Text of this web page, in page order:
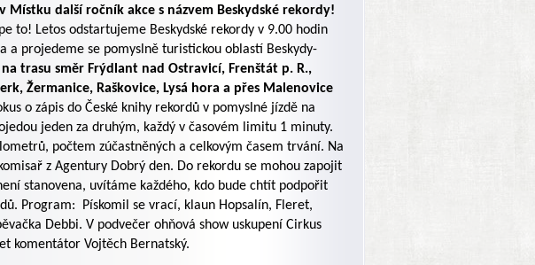
Místku další ročník akce s názvem Beskydské rekordy!
to! Letos odstartujeme Beskydské rekordy v 9.00 hodin
a projedeme se pomyslně turistickou oblastí Beskydy-
trasu směr Frýdlant nad Ostravicí, Frenštát p. R.,
Žermanice, Raškovice, Lysá hora a přes Malenovice
o zápis do České knihy rekordů v pomyslné jízdě na
jeden za druhým, každý v časovém limitu 1 minuty.
počtem zúčastněných a celkovým časem trvání. Na
z Agentury Dobrý den. Do rekordu se mohou zapojit
stanovena, uvítáme každého, kdo bude chtít podpořit
Program:
Pískomil se vrací, klaun Hopsalín, Fleret,
Debbi. V podvečer ohňová show uskupení Cirkus
komentátor Vojtěch Bernatský.